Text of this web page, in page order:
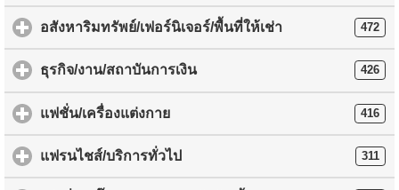
อสังหาริมทรัพย์/เฟอร์นิเจอร์/พื้นที่ให้เช่า 472
ธุรกิจ/งาน/สถาบันการเงิน 426
แฟชั่น/เครื่องแต่งกาย 416
แฟรนไชส์/บริการทั่วไป 311